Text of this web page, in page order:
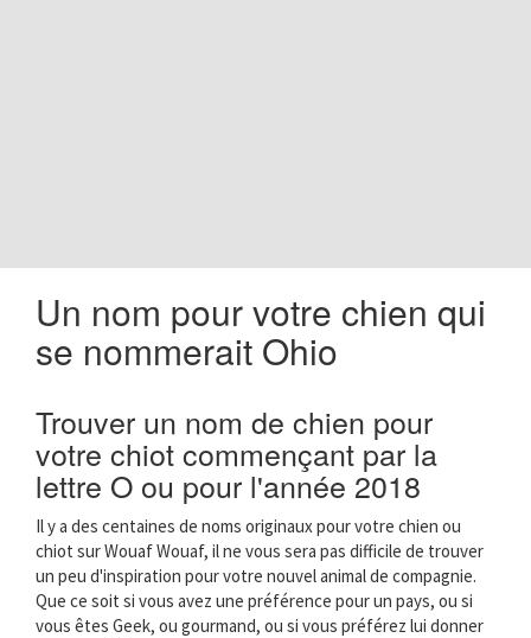
Un nom pour votre chien qui
se nommerait Ohio
Trouver un nom de chien pour
votre chiot commençant par la
lettre O ou pour l'année 2018
Il y a des centaines de noms originaux pour votre chien ou
chiot sur Wouaf Wouaf, il ne vous sera pas difficile de trouver
un peu d'inspiration pour votre nouvel animal de compagnie.
Que ce soit si vous avez une préférence pour un pays, ou si
vous êtes Geek, ou gourmand, ou si vous préférez lui donner